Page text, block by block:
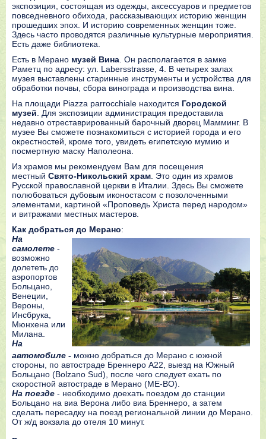
экспозиция, состоящая из одежды, аксессуаров и предметов
повседневного обихода, рассказывающих историю женщин
прошедших эпох. И историю современных женщин тоже.
Здесь часто проводятся различные культурные мероприятия.
Есть даже библиотека.
Есть в Мерано музей Вина . Он располагается в замке
Раметц по адресу: ул. Labersstrasse, 4. В четырех залах
музея выставлены старинные инструменты и устройства для
обработки почвы, сбора винограда и производства вина.
На площади Piazza parrocchiale находится Городской
музей . Для экспозиции администрация предоставила
недавно отреставрированный барочный дворец Мамминг. В
музее Вы сможете познакомиться с историей города и его
окрестностей, кроме того, увидеть египетскую мумию и
посмертную маску Наполеона.
Из храмов мы рекомендуем Вам для посещения
местный Свято-Никольский храм . Это один из храмов
Русской православной церкви в Италии. Здесь Вы сможете
полюбоваться дубовым иконостасом с позолоченными
элементами, картиной «Проповедь Христа перед народом»
и витражами местных мастеров.
Как добраться до Мерано:
На
самолете -
возможно
долететь до
аэропортов
Больцано,
Венеции,
Вероны,
Инсбрука,
Мюнхена или
Милана.
На
автомобиле - можно добраться до Мерано с южной
стороны, по автостраде Бреннеро A22, выезд на Южный
Больцано (Bolzano Sud), после чего следует ехать по
скоростной автостраде в Мерано (ME-BO).
На поезде - необходимо доехать поездом до станции
Больцано на виа Верона либо виа Бреннеро, а затем
сделать пересадку на поезд региональной линии до Мерано.
От ж/д вокзала до отеля 10 минут.